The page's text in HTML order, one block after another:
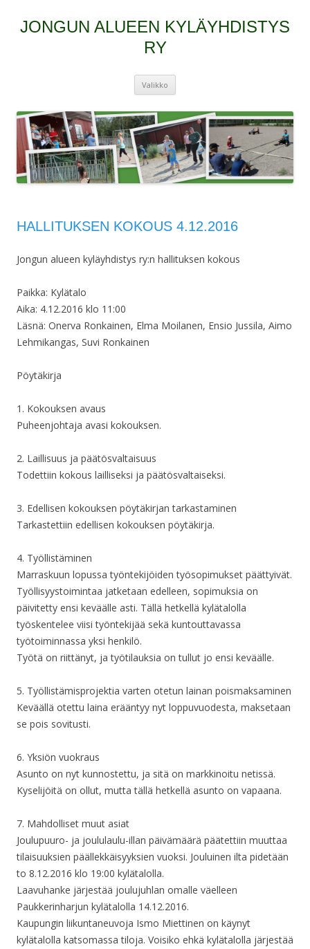
JONGUN ALUEEN KYLÄYHDISTYS
RY
Valikko
HALLITUKSEN KOKOUS 4.12.2016
Jongun alueen kyläyhdistys ry:n hallituksen kokous
Paikka: Kylätalo
Aika: 4.12.2016 klo 11:00
Läsnä: Onerva Ronkainen, Elma Moilanen, Ensio Jussila, Aimo
Lehmikangas, Suvi Ronkainen
Pöytäkirja
1. Kokouksen avaus
Puheenjohtaja avasi kokouksen.
2. Laillisuus ja päätösvaltaisuus
Todettiin kokous lailliseksi ja päätösvaltaiseksi.
3. Edellisen kokouksen pöytäkirjan tarkastaminen
Tarkastettiin edellisen kokouksen pöytäkirja.
4. Työllistäminen
Marraskuun lopussa työntekijöiden työsopimukset päättyivät.
Työllisyystoimintaa jatketaan edelleen, sopimuksia on
päivitetty ensi keväälle asti. Tällä hetkellä kylätalolla
työskentelee viisi työntekijää sekä kuntouttavassa
työtoiminnassa yksi henkilö.
Työtä on riittänyt, ja työtilauksia on tullut jo ensi keväälle.
5. Työllistämisprojektia varten otetun lainan poismaksaminen
Keväällä otettu laina erääntyy nyt loppuvuodesta, maksetaan
se pois sovitusti.
6. Yksiön vuokraus
Asunto on nyt kunnostettu, ja sitä on markkinoitu netissä.
Kyselijöitä on ollut, mutta tällä hetkellä asunto on vapaana.
7. Mahdolliset muut asiat
Joulupuuro- ja joululaulu-illan päivämäärä päätettiin muuttaa
tilaisuuksien päällekkäisyyksien vuoksi. Jouluinen ilta pidetään
to 8.12.2016 klo 19:00 kylätalolla.
Laavuhanke järjestää joulujuhlan omalle väelleen
Paukkerinharjun kylätalolla 14.12.2016.
Kaupungin liikuntaneuvoja Ismo Miettinen on käynyt
kylätalolla katsomassa tiloja. Voisiko ehkä kylätalolla järjestää